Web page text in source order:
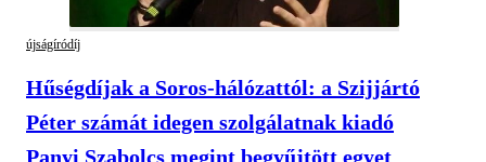
újságíródíj
Hűségdíjak a Soros-hálózattól: a Szijjártó
Péter számát idegen szolgálatnak kiadó
Panyi Szabolcs megint begyűjtött egyet